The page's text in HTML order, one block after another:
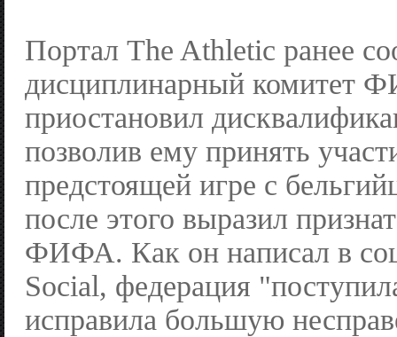
Портал The Athletic ранее
дисциплинарный комитет
приостановил
позволив ему принять
предстоящей игре с
после этого выразил
ФИФА. Как он написал в
Social, федерация
исправила большую